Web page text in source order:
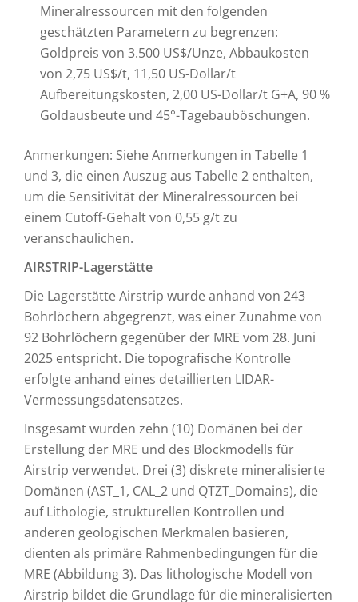
Mineralressourcen mit den folgenden
geschätzten Parametern zu begrenzen:
Goldpreis von 3.500 US$/Unze, Abbaukosten
von 2,75 US$/t, 11,50 US-Dollar/t
Aufbereitungskosten, 2,00 US-Dollar/t G+A, 90 %
Goldausbeute und 45°-Tagebauböschungen.
Anmerkungen: Siehe Anmerkungen in Tabelle 1
und 3, die einen Auszug aus Tabelle 2 enthalten,
um die Sensitivität der Mineralressourcen bei
einem Cutoff-Gehalt von 0,55 g/t zu
veranschaulichen.
AIRSTRIP-Lagerstätte
Die Lagerstätte Airstrip wurde anhand von 243
Bohrlöchern abgegrenzt, was einer Zunahme von
92 Bohrlöchern gegenüber der MRE vom 28. Juni
2025 entspricht. Die topografische Kontrolle
erfolgte anhand eines detaillierten LIDAR-
Vermessungsdatensatzes.
Insgesamt wurden zehn (10) Domänen bei der
Erstellung der MRE und des Blockmodells für
Airstrip verwendet. Drei (3) diskrete mineralisierte
Domänen (AST_1, CAL_2 und QTZT_Domains), die
auf Lithologie, strukturellen Kontrollen und
anderen geologischen Merkmalen basieren,
dienten als primäre Rahmenbedingungen für die
MRE (Abbildung 3). Das lithologische Modell von
Airstrip bildet die Grundlage für die mineralisierten